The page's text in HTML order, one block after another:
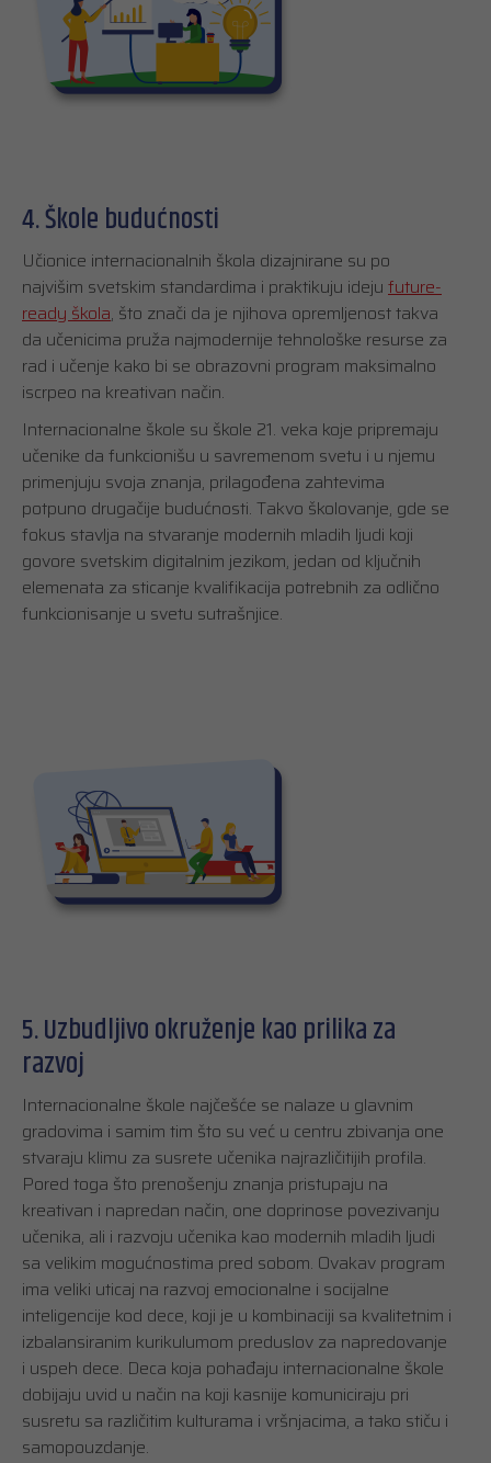
4. Škole budućnosti
Učionice internacionalnih škola dizajnirane su po
najvišim svetskim standardima i praktikuju ideju future-
ready škola, što znači da je njihova opremljenost takva
da učenicima pruža najmodernije tehnološke resurse za
rad i učenje kako bi se obrazovni program maksimalno
iscrpeo na kreativan način.
Internacionalne škole su škole 21. veka koje pripremaju
učenike da funkcionišu u savremenom svetu i u njemu
primenjuju svoja znanja, prilagođena zahtevima
potpuno drugačije budućnosti. Takvo školovanje, gde se
fokus stavlja na stvaranje modernih mladih ljudi koji
govore svetskim digitalnim jezikom, jedan od ključnih
elemenata za sticanje kvalifikacija potrebnih za odlično
funkcionisanje u svetu sutrašnjice.
5. Uzbudljivo okruženje kao prilika za
razvoj
Internacionalne škole najčešće se nalaze u glavnim
gradovima i samim tim što su već u centru zbivanja one
stvaraju klimu za susrete učenika najrazličitijih profila.
Pored toga što prenošenju znanja pristupaju na
kreativan i napredan način, one doprinose povezivanju
učenika, ali i razvoju učenika kao modernih mladih ljudi
sa velikim mogućnostima pred sobom. Ovakav program
ima veliki uticaj na razvoj emocionalne i socijalne
inteligencije kod dece, koji je u kombinaciji sa kvalitetnim i
izbalansiranim kurikulumom preduslov za napredovanje
i uspeh dece. Deca koja pohađaju internacionalne škole
dobijaju uvid u način na koji kasnije komuniciraju pri
susretu sa različitim kulturama i vršnjacima, a tako stiču i
samopouzdanje.